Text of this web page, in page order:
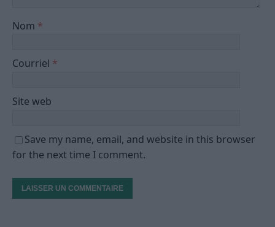
Nom *
Courriel *
Site web
Save my name, email, and website in this browser
for the next time I comment.